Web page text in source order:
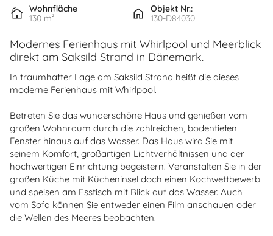
Wohnfläche
130 m²
Objekt Nr.:
130-D84030
Modernes Ferienhaus mit Whirlpool und Meerblick
direkt am Saksild Strand in Dänemark.
In traumhafter Lage am Saksild Strand heißt die dieses
moderne Ferienhaus mit Whirlpool.
Betreten Sie das wunderschöne Haus und genießen vom
großen Wohnraum durch die zahlreichen, bodentiefen
Fenster hinaus auf das Wasser. Das Haus wird Sie mit
seinem Komfort, großartigen Lichtverhältnissen und der
hochwertigen Einrichtung begeistern. Veranstalten Sie in der
großen Küche mit Kücheninsel doch einen Kochwettbewerb
und speisen am Esstisch mit Blick auf das Wasser. Auch
vom Sofa können Sie entweder einen Film anschauen oder
die Wellen des Meeres beobachten.